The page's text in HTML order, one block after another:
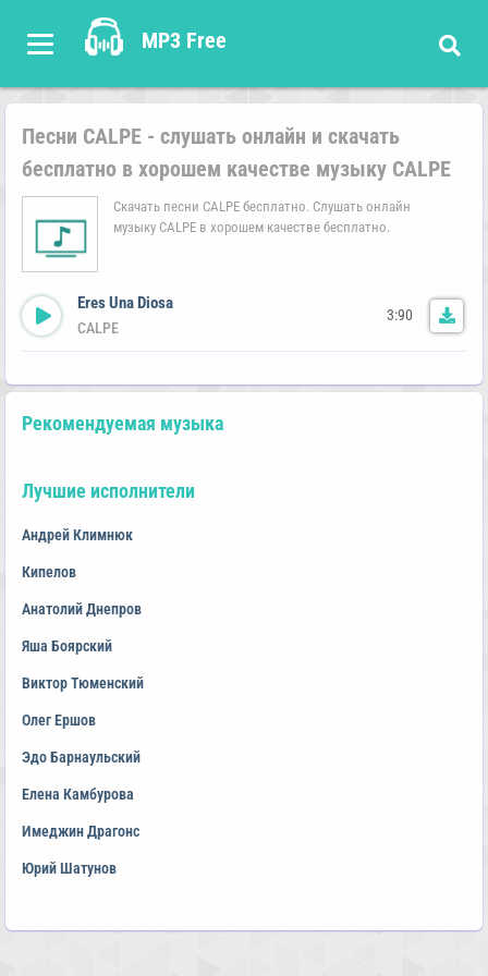
MP3 Free
Песни CALPE - слушать онлайн и скачать
бесплатно в хорошем качестве музыку CALPE
Скачать песни CALPE бесплатно. Слушать онлайн
музыку CALPE в хорошем качестве бесплатно.
Eres Una Diosa
CALPE
3:90
Рекомендуемая музыка
Лучшие исполнители
Андрей Климнюк
Кипелов
Анатолий Днепров
Яша Боярский
Виктор Тюменский
Олег Ершов
Эдо Барнаульский
Елена Камбурова
Имеджин Драгонс
Юрий Шатунов